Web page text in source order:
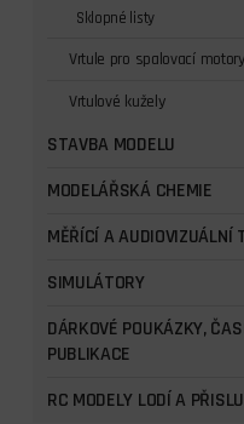
Sklopné listy
Vrtule pro spalovací motory
Vrtulové kužely
STAVBA MODELU
MODELÁŘSKÁ CHEMIE
MĚŘÍCÍ A AUDIOVIZUÁLNÍ
SIMULÁTORY
DÁRKOVÉ POUKÁZKY,
PUBLIKACE
RC MODELY LODÍ A